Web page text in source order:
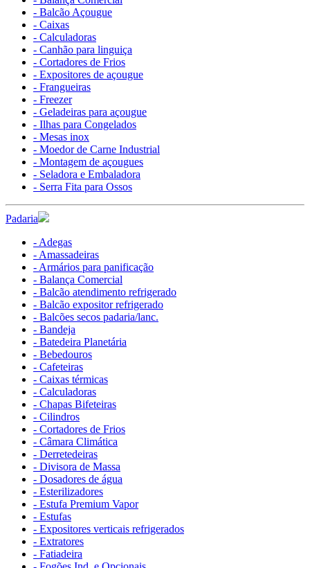
- Balcão Açougue
- Caixas
- Calculadoras
- Canhão para linguiça
- Cortadores de Frios
- Expositores de açougue
- Frangueiras
- Freezer
- Geladeiras para açougue
- Ilhas para Congelados
- Mesas inox
- Moedor de Carne Industrial
- Montagem de açougues
- Seladora e Embaladora
- Serra Fita para Ossos
Padaria
- Adegas
- Amassadeiras
- Armários para panificação
- Balança Comercial
- Balcão atendimento refrigerado
- Balcão expositor refrigerado
- Balcões secos padaria/lanc.
- Bandeja
- Batedeira Planetária
- Bebedouros
- Cafeteiras
- Caixas térmicas
- Calculadoras
- Chapas Bifeteiras
- Cilindros
- Cortadores de Frios
- Câmara Climática
- Derretedeiras
- Divisora de Massa
- Dosadores de água
- Esterilizadores
- Estufa Premium Vapor
- Estufas
- Expositores verticais refrigerados
- Extratores
- Fatiadeira